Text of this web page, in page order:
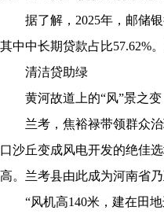
据了解，2025年，邮储银
其中中长期贷款占比57.62%
清洁贷助绿
黄河故道上的“风”景之变
兰考，焦裕禄带领群众治
口沙丘变成风电开发的绝佳
高。兰考县由此成为河南省
“风机高140米，建在田地